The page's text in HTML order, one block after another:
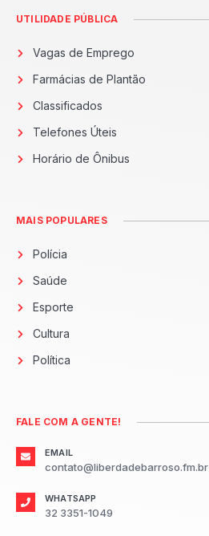
UTILIDADE PÚBLICA
Vagas de Emprego
Farmácias de Plantão
Classificados
Telefones Úteis
Horário de Ônibus
MAIS POPULARES
Polícia
Saúde
Esporte
Cultura
Política
FALE COM A GENTE!
EMAIL
contato@liberdadebarroso.fm.br
WHATSAPP
32 3351-1049